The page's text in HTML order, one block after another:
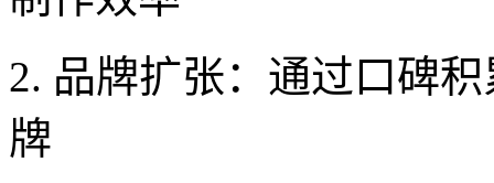
2. 品牌扩张：通过口碑
牌